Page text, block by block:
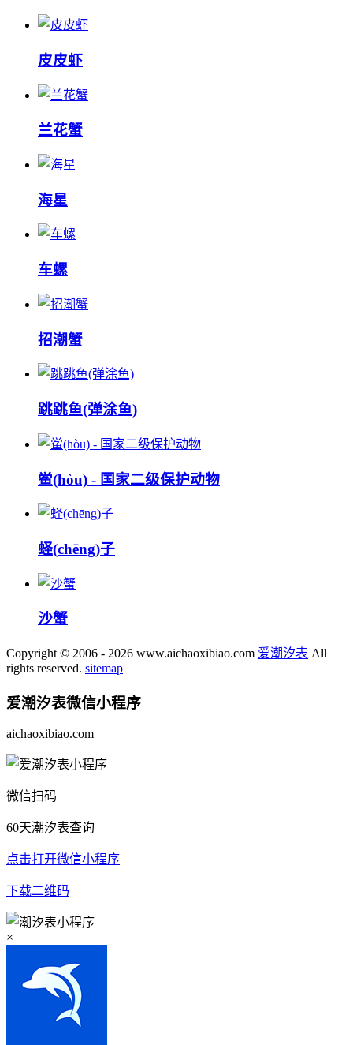
皮皮虾
兰花蟹
海星
车螺
招潮蟹
跳跳鱼(弹涂鱼)
鲎(hòu) - 国家二级保护动物
蛏(chēng)子
沙蟹
Copyright © 2006 - 2026 www.aichaoxibiao.com 爱潮汐表 All
rights reserved. sitemap
爱潮汐表微信小程序
aichaoxibiao.com
微信扫码
60天潮汐表查询
点击打开微信小程序
下载二维码
×